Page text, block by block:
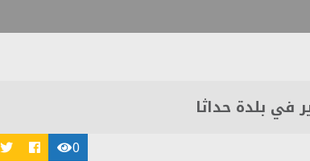
في بلدة حداثا
0